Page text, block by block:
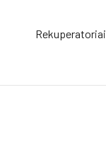
Rekuperatoriai